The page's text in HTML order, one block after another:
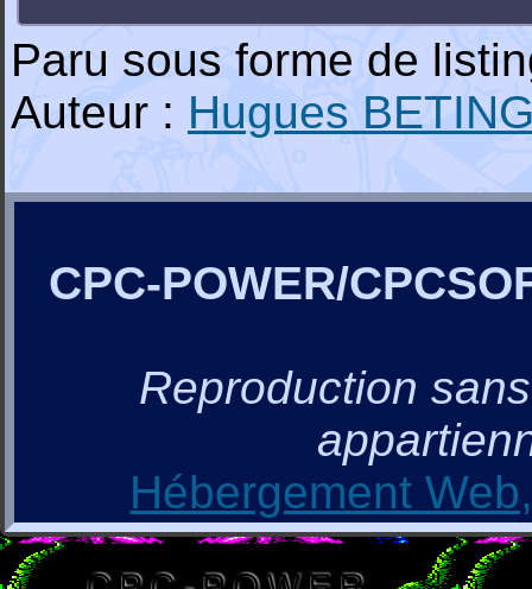
Paru sous forme de
Auteur : Hugues
CPC-POWER/
Reproduction
Hébergement